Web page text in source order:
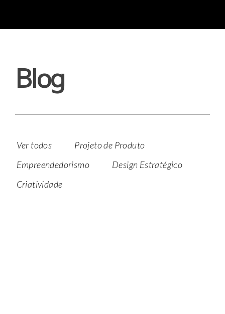
Blog
Ver todos
Projeto de Produto
Empreendedorismo
Design Estratégico
Criatividade